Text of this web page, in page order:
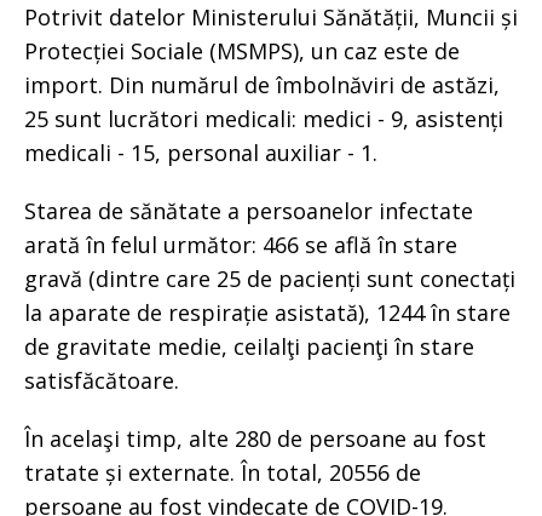
Potrivit datelor Ministerului Sănătății, Muncii și
Protecției Sociale (MSMPS), un caz este de
import. Din numărul de îmbolnăviri de astăzi,
25 sunt lucrători medicali: medici - 9, asistenți
medicali - 15, personal auxiliar - 1.
Starea de sănătate a persoanelor infectate
arată în felul următor: 466 se află în stare
gravă (dintre care 25 de pacienți sunt conectați
la aparate de respirație asistată), 1244 în stare
de gravitate medie, ceilalţi pacienţi în stare
satisfăcătoare.
În acelaşi timp, alte 280 de persoane au fost
tratate și externate. În total, 20556 de
persoane au fost vindecate de COVID-19.